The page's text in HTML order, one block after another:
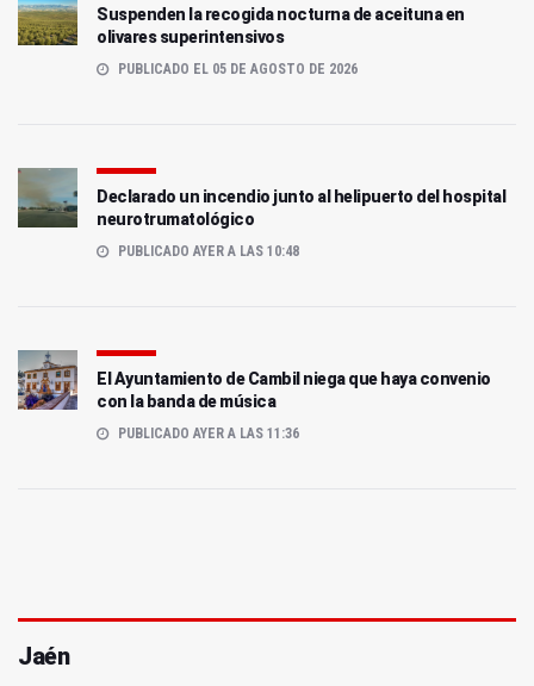
Suspenden la recogida nocturna de aceituna en
olivares superintensivos
PUBLICADO EL 05 DE AGOSTO DE 2026
Declarado un incendio junto al helipuerto del hospital
neurotrumatológico
PUBLICADO AYER A LAS 10:48
El Ayuntamiento de Cambil niega que haya convenio
con la banda de música
PUBLICADO AYER A LAS 11:36
Jaén